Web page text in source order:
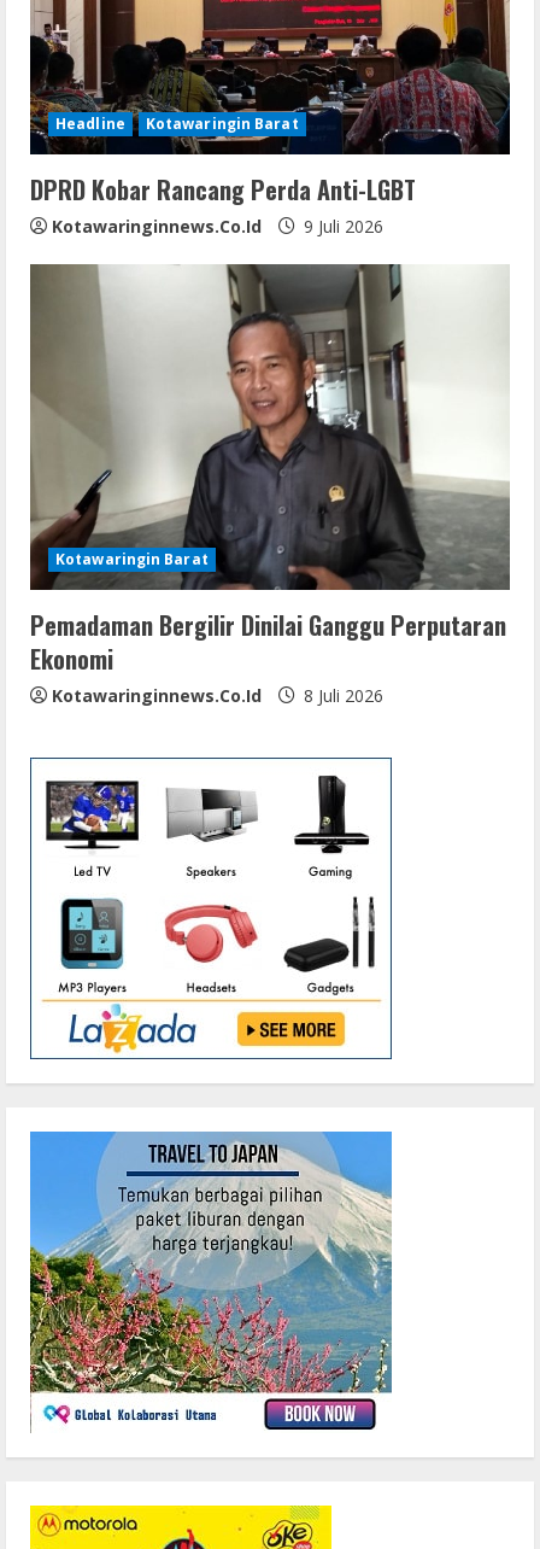
Headline Kotawaringin Barat
DPRD Kobar Rancang Perda Anti-LGBT
Kotawaringinnews.co.id 9 Juli 2026
Kotawaringin Barat
Pemadaman Bergilir Dinilai Ganggu Perputaran
Ekonomi
Kotawaringinnews.co.id 8 Juli 2026